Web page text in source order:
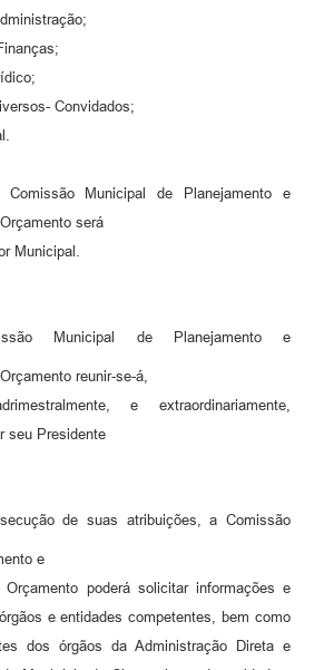
Convidados;
Comissão Municipal de Planejamento e
será
Municipal.
Municipal de Planejamento e
reunir-se-á,
e extraordinariamente,
seu Presidente
de suas atribuições, a Comissão
e
Orçamento poderá solicitar informações e
e entidades competentes, bem como
dos órgãos da Administração Direta e